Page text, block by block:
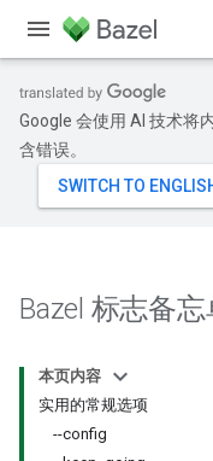
Google 会使用 AI 技术将
含错误。
Bazel 标志备忘
本页内容
实用的常规选项
--config